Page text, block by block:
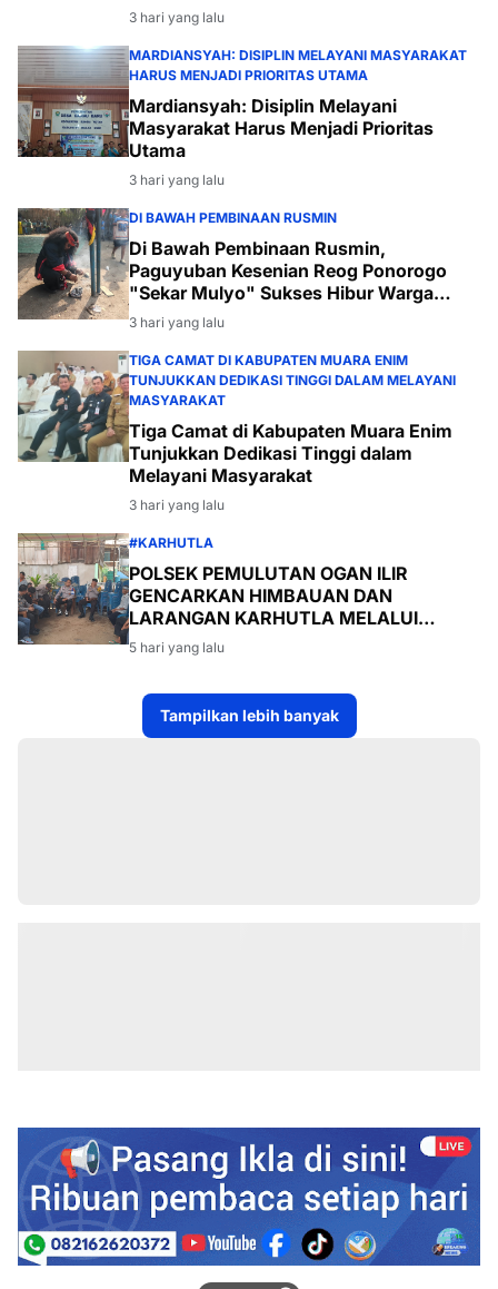
3 hari yang lalu
MARDIANSYAH: DISIPLIN MELAYANI MASYARAKAT
HARUS MENJADI PRIORITAS UTAMA
Mardiansyah: Disiplin Melayani
Masyarakat Harus Menjadi Prioritas
Utama
3 hari yang lalu
DI BAWAH PEMBINAAN RUSMIN
Di Bawah Pembinaan Rusmin,
Paguyuban Kesenian Reog Ponorogo
"Sekar Mulyo" Sukses Hibur Warga
Desa Payabakal
3 hari yang lalu
TIGA CAMAT DI KABUPATEN MUARA ENIM
TUNJUKKAN DEDIKASI TINGGI DALAM MELAYANI
MASYARAKAT
Tiga Camat di Kabupaten Muara Enim
Tunjukkan Dedikasi Tinggi dalam
Melayani Masyarakat
3 hari yang lalu
#KARHUTLA
POLSEK PEMULUTAN OGAN ILIR
GENCARKAN HIMBAUAN DAN
LARANGAN KARHUTLA MELALUI
PROGRAM TSKD (TOURING SAMBANG
KE DESA-DESA
5 hari yang lalu
Tampilkan lebih banyak